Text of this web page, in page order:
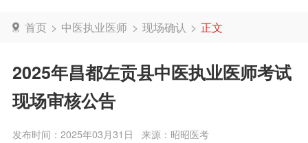
首页 > 中医执业医师 > 现场确认 > 正文
2025年昌都左贡县中医执业医师考试
现场审核公告
发布时间：2025年03月31日 来源：昭昭医考